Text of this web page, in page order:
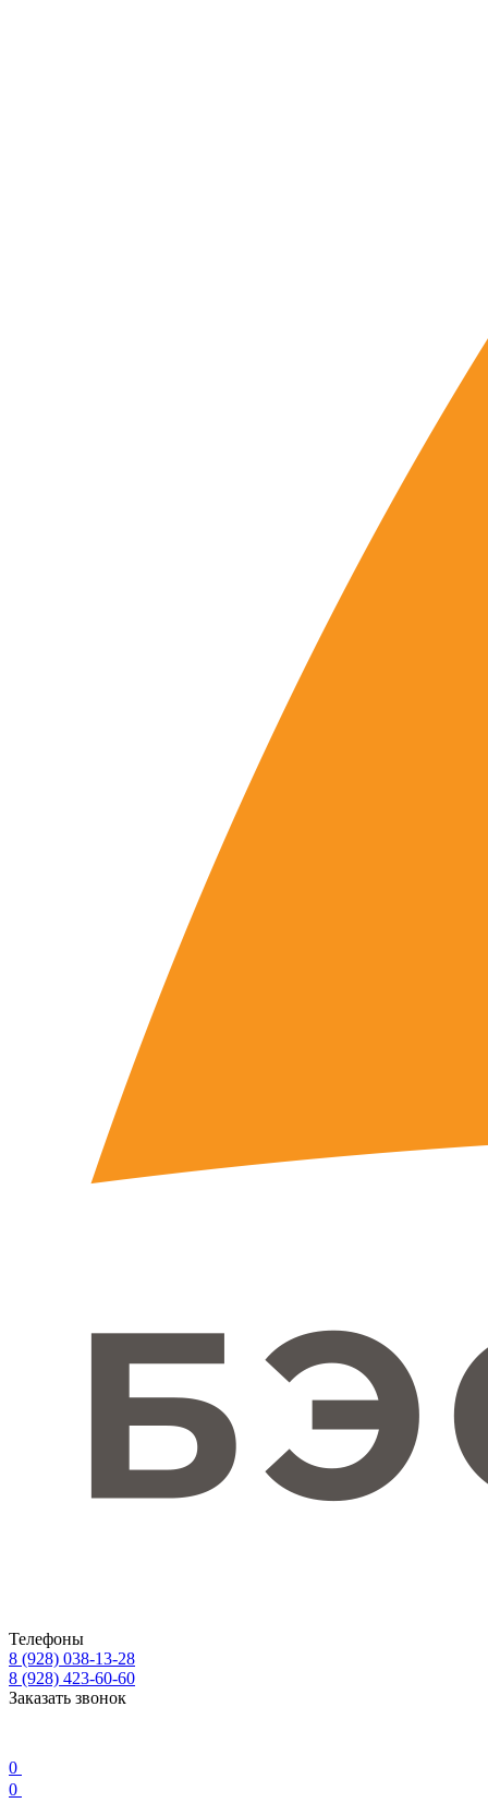
Телефоны
8 (928) 038-13-28
8 (928) 423-60-60
Заказать звонок
0
0